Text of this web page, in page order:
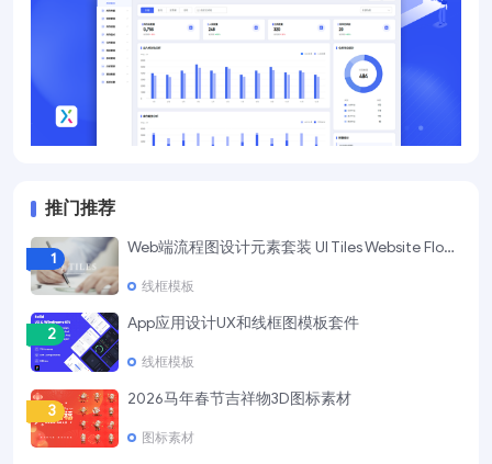
推门推荐
1
Web端流程图设计元素套装 UI Tiles Website Flowcharts
线框模板
2
App应用设计UX和线框图模板套件
线框模板
3
2026马年春节吉祥物3D图标素材
图标素材